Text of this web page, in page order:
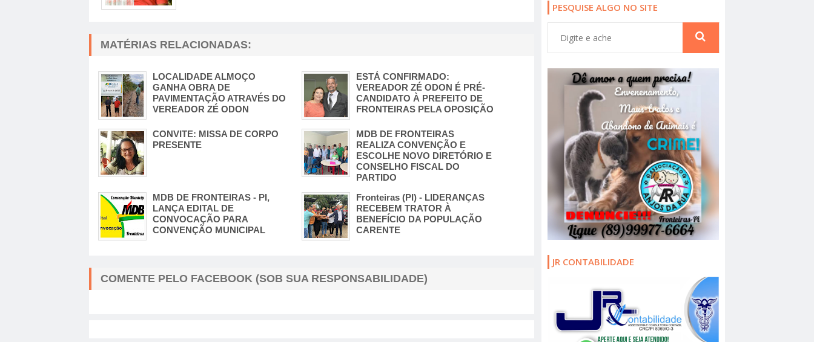
MATÉRIAS RELACIONADAS:
LOCALIDADE ALMOÇO
GANHA OBRA DE
PAVIMENTAÇÃO ATRAVÉS DO
VEREADOR ZÉ ODON
ESTÁ CONFIRMADO:
VEREADOR ZÉ ODON É PRÉ-
CANDIDATO À PREFEITO DE
FRONTEIRAS PELA OPOSIÇÃO
CONVITE: MISSA DE CORPO
PRESENTE
MDB DE FRONTEIRAS
REALIZA CONVENÇÃO E
ESCOLHE NOVO DIRETÓRIO E
CONSELHO FISCAL DO
PARTIDO
MDB DE FRONTEIRAS - PI,
LANÇA EDITAL DE
CONVOCAÇÃO PARA
CONVENÇÃO MUNICIPAL
Fronteiras (PI) - LIDERANÇAS
RECEBEM TRATOR À
BENEFÍCIO DA POPULAÇÃO
CARENTE
COMENTE PELO FACEBOOK (SOB SUA RESPONSABILIDADE)
PESQUISE ALGO NO SITE
JR CONTABILIDADE